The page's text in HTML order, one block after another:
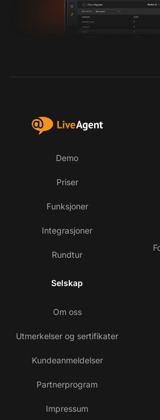
Demo
Priser
Funksjoner
Integrasjoner
Rundtur
Selskap
Om oss
Utmerkelser og sertifikater
Kundeanmeldelser
Partnerprogram
Impressum